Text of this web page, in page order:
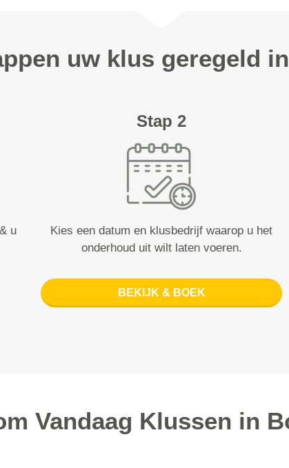
uw klus geregeld
u
Stap 2
Kies een datum en klusbedrijf waarop u het
onderhoud uit wilt laten voeren.
BEKIJK & BOEK
Vandaag Klussen in